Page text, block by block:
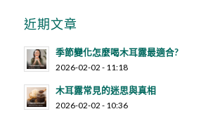
近期文章
季節變化怎麼喝木耳露最適合?
2026-02-02 - 11:18
木耳露常見的迷思與真相
2026-02-02 - 10:36